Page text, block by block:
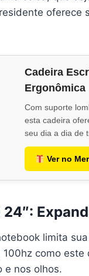
Cadeira
Ergonômica
Com suporte
esta cadeira
seu dia a dia de
Ver no
limita
como
e nos olhos.